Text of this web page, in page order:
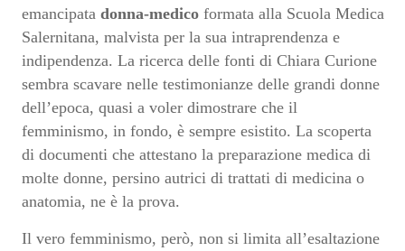
emancipata donna-medicoformata alla Scuola Medica
Salernitana, malvista per la sua intraprendenza e
indipendenza. La ricerca delle fonti di Chiara Curione
sembra scavare nelle testimonianze delle grandi donne
dell’epoca, quasi a voler dimostrare che il
femminismo, in fondo, è sempre esistito. La scoperta
di documenti che attestano la preparazione medica di
molte donne, persino autrici di trattati di medicina o
anatomia, ne è la prova.
Il vero femminismo, però, non si limita all’esaltazione